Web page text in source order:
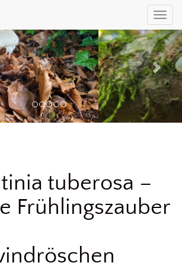
tuberosa –
Frühlingszauber